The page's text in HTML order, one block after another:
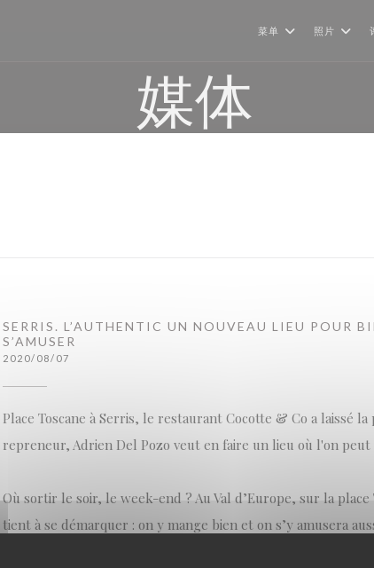
菜单 照片
媒体
SERRIS. L’AUTHENTIC UN NOUVEAU LIEU POUR
S’AMUSER
2020/08/07
Place Toscane à Serris, le restaurant Cocotte & Co a laissé la
repreneur, Adrien Del Pozo veut en faire un lieu où l'on
Où sortir le soir, le week-end ? Au Val d’Europe, sur la
tient à se démarquer : on y mange bien et on s’y amusera